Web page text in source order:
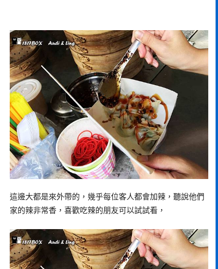
這邊大都是來外帶的，幾乎每位客人都會加辣，聽說他們
家的辣非常香，喜歡吃辣的朋友可以試試看，